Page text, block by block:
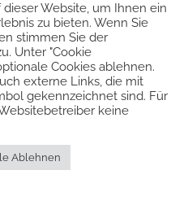
Website, um Ihnen ein
zu bieten. Wenn Sie
stimmen Sie der
Unter "Cookie
Cookies ablehnen.
externe Links, die mit
gekennzeichnet sind. Für
keine
Ablehnen